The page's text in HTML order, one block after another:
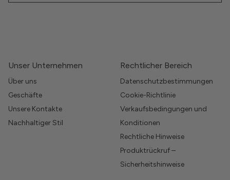
Unser Unternehmen
Über uns
Geschäfte
Unsere Kontakte
Nachhaltiger Stil
Rechtlicher Bereich
Datenschutzbestimmungen
Cookie-Richtlinie
Verkaufsbedingungen und
Konditionen
Rechtliche Hinweise
Produktrückruf –
Sicherheitshinweise